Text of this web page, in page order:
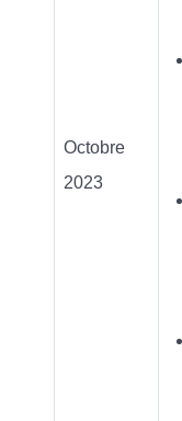
Octobre
2023